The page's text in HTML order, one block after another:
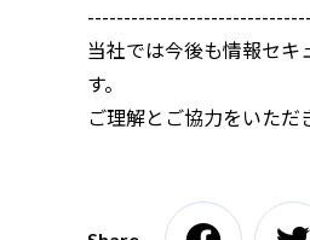
---------------------------
当社では今後も情報セ
す。
ご理解とご協力をいただ